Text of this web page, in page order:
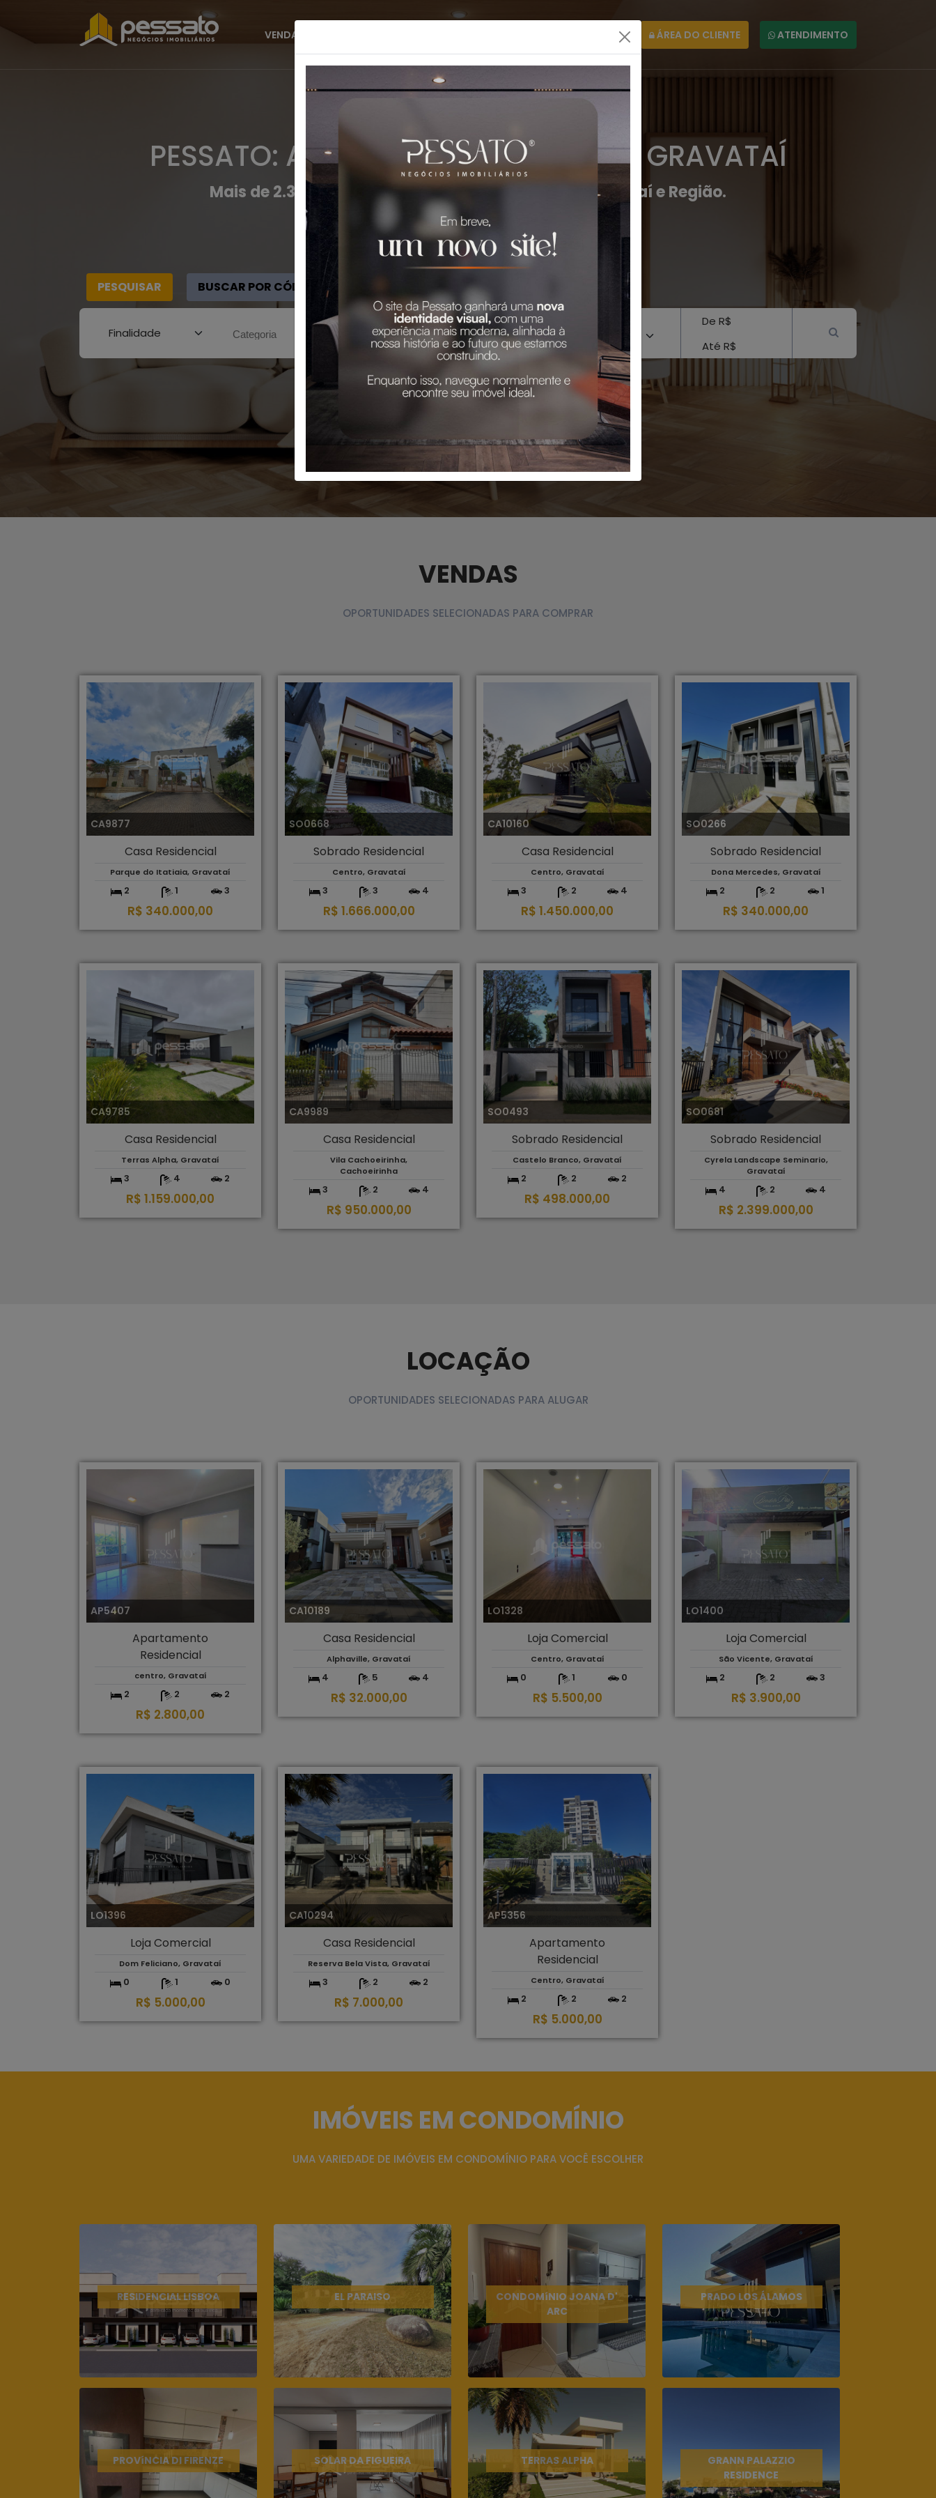
VENDAS ÁREA DO CLIENTE ATENDIMENTO
PESSATO: A MELHOR IMOBILIÁRIA EM GRAVATAÍ
Mais de 2.300 Imóveis para Venda e Aluguel em Gravataí e Região.
PESQUISAR BUSCAR POR CÓDIGO
VENDAS
OPORTUNIDADES SELECIONADAS PARA COMPRAR
CA9877
Casa Residencial
Parque do Itatiaia, Gravataí
2 1 3
R$ 340.000,00
SO0668
Sobrado Residencial
Centro, Gravataí
3 3 4
R$ 1.666.000,00
CA10160
Casa Residencial
Centro, Gravataí
3 2 4
R$ 1.450.000,00
SO0266
Sobrado Residencial
Dona Mercedes, Gravataí
2 2 1
R$ 340.000,00
CA9785
Casa Residencial
Terras Alpha, Gravataí
3 4 2
R$ 1.159.000,00
CA9989
Casa Residencial
Vila Cachoeirinha,
Cachoeirinha
3 2 4
R$ 950.000,00
SO0493
Sobrado Residencial
Castelo Branco, Gravataí
2 2 2
R$ 498.000,00
SO0681
Sobrado Residencial
Cyrela Landscape Seminario,
Gravataí
4 2 4
R$ 2.399.000,00
LOCAÇÃO
OPORTUNIDADES SELECIONADAS PARA ALUGAR
AP5407
Apartamento
Residencial
centro, Gravataí
2 2 2
R$ 2.800,00
CA10189
Casa Residencial
Alphaville, Gravataí
4 5 4
R$ 32.000,00
LO1328
Loja Comercial
Centro, Gravataí
0 1 0
R$ 5.500,00
LO1400
Loja Comercial
São Vicente, Gravataí
2 2 3
R$ 3.900,00
LO1396
Loja Comercial
Dom Feliciano, Gravataí
0 1 0
R$ 5.000,00
CA10294
Casa Residencial
Reserva Bela Vista, Gravataí
3 2 2
R$ 7.000,00
AP5356
Apartamento
Residencial
Centro, Gravataí
2 2 2
R$ 5.000,00
IMÓVEIS EM CONDOMÍNIO
UMA VARIEDADE DE IMÓVEIS EM CONDOMÍNIO PARA VOCÊ ESCOLHER
RESIDENCIAL LISBOA EL PARAISO
CONDOMíNIO JOANA D'
ARC
PRADO LOS ÁLAMOS
PROVíNCIA DI FIRENZE SOLAR DA FIGUEIRA TERRAS ALPHA
GRANN PALAZZIO
RESIDENCE